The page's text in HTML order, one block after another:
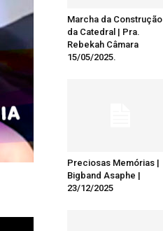
Marcha da Construção
da Catedral | Pra.
Rebekah Câmara
15/05/2025.
Preciosas Memórias |
Bigband Asaphe |
23/12/2025